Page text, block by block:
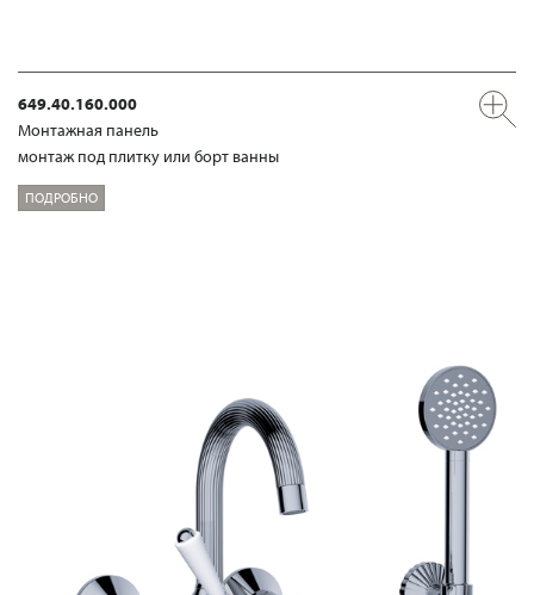
649.40.160.000
Mонтажная панель
монтаж под плитку или борт ванны
ПОДРОБНО